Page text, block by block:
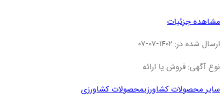
مشاهده جزئیات
ارسال شده در: ۱۴۰۲-۰۷-۰۷
نوع آگهی: فروش یا ارائه
سایر محصولات کشاورزیمحصولات کشاورزی